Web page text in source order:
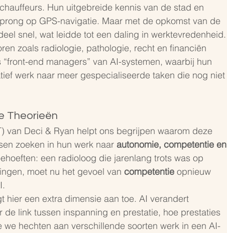
Hun uitgebreide kennis van de stad en
op GPS-navigatie. Maar met de opkomst van de
snel, wat leidde tot een daling in werktevredenheid.
zoals radiologie, pathologie, recht en financiën
end managers” van AI-systemen, waarbij hun
werk naar meer gespecialiseerde taken die nog niet
Theorieën
van Deci & Ryan helpt ons begrijpen waarom deze
zoeken in hun werk naar autonomie, competentie en
een radioloog die jarenlang trots was op
moet nu het gevoel van competentie opnieuw
hier een extra dimensie aan toe. AI verandert
de link tussen inspanning en prestatie, hoe prestaties
hechten aan verschillende soorten werk in een AI-